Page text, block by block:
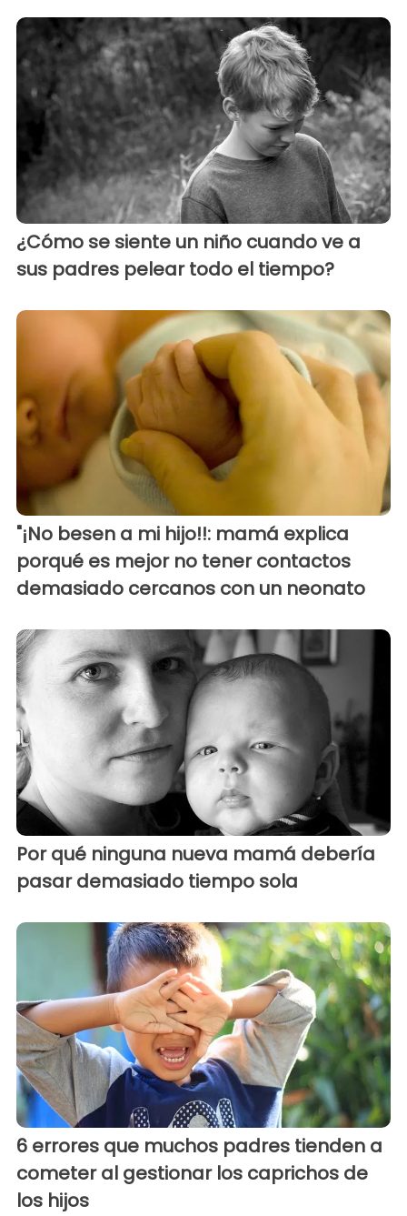
¿Cómo se siente un niño cuando ve a
sus padres pelear todo el tiempo?
"¡No besen a mi hijo!!: mamá explica
porqué es mejor no tener contactos
demasiado cercanos con un neonato
Por qué ninguna nueva mamá debería
pasar demasiado tiempo sola
6 errores que muchos padres tienden a
cometer al gestionar los caprichos de
los hijos